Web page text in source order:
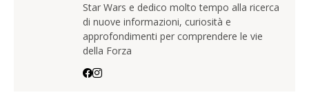
Star Wars e dedico molto tempo alla ricerca
di nuove informazioni, curiosità e
approfondimenti per comprendere le vie
della Forza